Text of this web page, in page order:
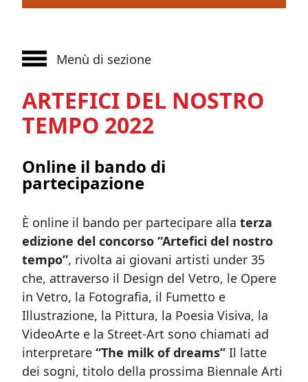
Menù di sezione
ARTEFICI DEL NOSTRO
TEMPO 2022
Online il bando di
partecipazione
È online il bando per partecipare alla terza
edizione del concorso “Artefici del nostro
tempo”, rivolta ai giovani artisti under 35
che, attraverso il Design del Vetro, le Opere
in Vetro, la Fotografia, il Fumetto e
Illustrazione, la Pittura, la Poesia Visiva, la
VideoArte e la Street-Art sono chiamati ad
interpretare “The milk of dreams” Il latte
dei sogni, titolo della prossima Biennale Arti